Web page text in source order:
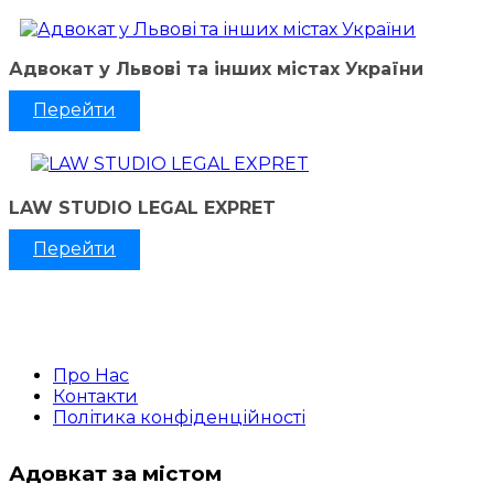
Адвокат у Львові та інших містах України
Перейти
LAW STUDIO LEGAL EXPRET
Перейти
Про Нас
Контакти
Політика конфіденційності
Адовкат за містом